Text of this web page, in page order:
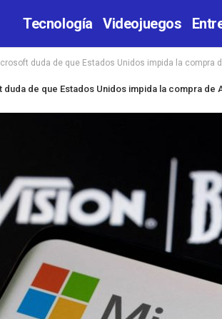
Tecnología Videojuegos
duda de que Estados Unidos impida la compra
duda de que Estados Unidos impida la compra de